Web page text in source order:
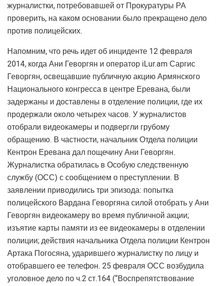
журналистки, потребовавшей от Прокуратуры РА
проверить, на каком основании было прекращено дело
против полицейских.
Напомним, что речь идет об инциденте 12 февраля
2014, когда Ани Геворгян и оператор iLur.am Саргис
Геворгян, освещавшие публичную акцию Армянского
Национального конгресса в центре Еревана, были
задержаны и доставлены в отделение полиции, где их
продержали около четырех часов. У журналистов
отобрали видеокамеры и подвергли грубому
обращению. В частности, начальник Отдела полиции
Кентрон Еревана дал пощечину Ани Геворгян.
Журналистка обратилась в Особую следственную
службу (ОСС) с сообщением о преступлении. В
заявлении приводились три эпизода: попытка
полицейского Вардана Геворгяна силой отобрать у Ани
Геворгян видеокамеру во время публичной акции;
изъятие карты памяти из ее видеокамеры в отделении
полиции; действия начальника Отдела полиции Кентрон
Артака Погосяна, ударившего журналистку по лицу и
отобравшего ее телефон. 25 февраля ОСС возбудила
уголовное дело по ч.2 ст.164 (“Воспрепятствование